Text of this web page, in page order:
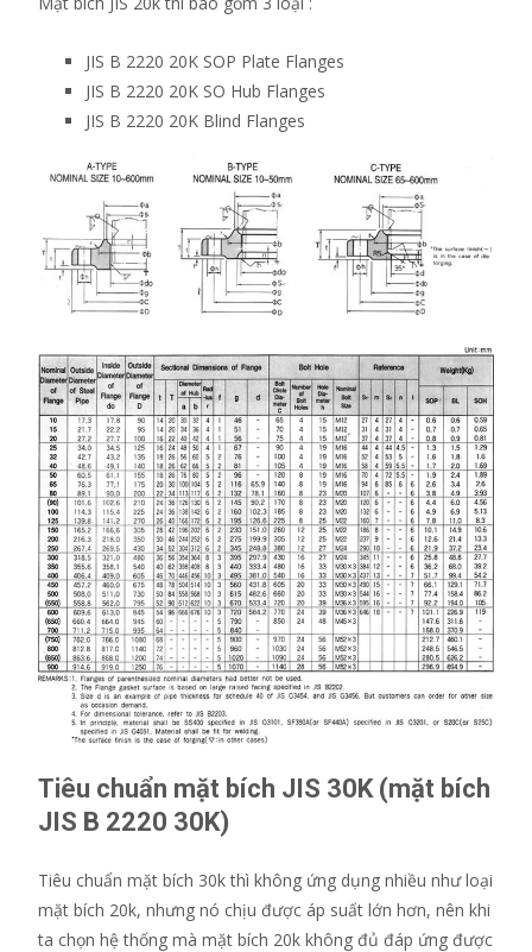
JIS B 2220 20K SOP Plate Flanges
JIS B 2220 20K SO Hub Flanges
JIS B 2220 20K Blind Flanges
Tiêu chuẩn mặt bích JIS 30K (mặt bích
JIS B 2220 30K)
Tiêu chuẩn mặt bích 30k thì không ứng dụng nhiều như loại
mặt bích 20k, nhưng nó chịu được áp suất lớn hơn, nên khi
ta chọn hệ thống mà mặt bích 20k không đủ đáp ứng được